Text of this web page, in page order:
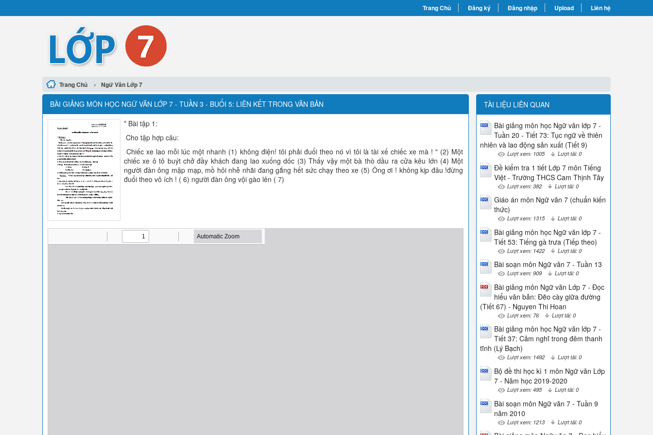
Trang Chủ Đăng ký Đăng nhập Upload Liên hệ
Trang Chủ › Ngữ Văn Lớp 7
BÀI GIẢNG MÔN HỌC NGỮ VĂN LỚP 7 - TUẦN 3 - BUỔI 5: LIÊN KẾT TRONG VĂN BẢN
* Bài tập 1:
Cho tập hợp câu:
Chiếc xe lao mỗi lúc một nhanh (1) không điện! tôi phải đuổi theo nó vì tôi là tài xế chiếc xe mà ! " (2) Một
chiếc xe ô tô buýt chở đầy khách đang lao xuống dốc (3) Thấy vậy một bà thò dầu ra cửa kêu lớn (4) Một
người đàn ông mập mạp, mồ hôi nhễ nhãi đang gắng hết sức chạy theo xe (5) Ông ơi ! không kịp đâu !đừng
đuổi theo vô ích ! ( 6) người đàn ông vội gào lên ( 7)
TÀI LIỆU LIÊN QUAN
Bài giảng môn học Ngữ văn lớp 7 -
Tuần 20 - Tiết 73: Tục ngữ về thiên
nhiên và lao động sản xuất (Tiết 9)
Lượt xem: 1005 Lượt tải: 0
Đề kiểm tra 1 tiết Lớp 7 môn Tiếng
Việt - Trường THCS Cam Thịnh Tây
Lượt xem: 382 Lượt tải: 0
Giáo án môn Ngữ văn 7 (chuẩn kiến
thức)
Lượt xem: 1315 Lượt tải: 0
Bài giảng môn học Ngữ văn lớp 7 -
Tiết 53: Tiếng gà trưa (Tiếp theo)
Lượt xem: 1422 Lượt tải: 0
Bài soạn môn Ngữ văn 7 - Tuần 13
Lượt xem: 909 Lượt tải: 0
Bài giảng môn Ngữ văn Lớp 7 - Đọc
hiểu văn bản: Đẽo cày giữa đường
(Tiết 67) - Nguyen Thi Hoan
Lượt xem: 76 Lượt tải: 0
Bài giảng môn học Ngữ văn lớp 7 -
Tiết 37: Cảm nghĩ trong đêm thanh
tĩnh (Lý Bạch)
Lượt xem: 1492 Lượt tải: 0
Bộ đề thi học kì 1 môn Ngữ văn Lớp
7 - Năm học 2019-2020
Lượt xem: 495 Lượt tải: 0
Bài soạn môn Ngữ văn 7 - Tuần 9
năm 2010
Lượt xem: 1213 Lượt tải: 0